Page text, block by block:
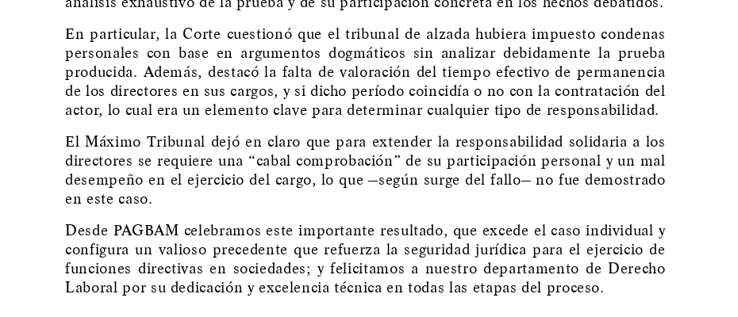
En particular, la Corte cuestionó que el tribunal de alzada hubiera impuesto condenas
personales con base en argumentos dogmáticos sin analizar debidamente la prueba
producida. Además, destacó la falta de valoración del tiempo efectivo de permanencia
de los directores en sus cargos, y si dicho período coincidía o no con la contratación del
actor, lo cual era un elemento clave para determinar cualquier tipo de responsabilidad.
El Máximo Tribunal dejó en claro que para extender la responsabilidad solidaria a los
directores se requiere una “cabal comprobación” de su participación personal y un mal
desempeño en el ejercicio del cargo, lo que —según surge del fallo— no fue demostrado
en este caso.
Desde PAGBAM celebramos este importante resultado, que excede el caso individual y
configura un valioso precedente que refuerza la seguridad jurídica para el ejercicio de
funciones directivas en sociedades; y felicitamos a nuestro departamento de Derecho
Laboral por su dedicación y excelencia técnica en todas las etapas del proceso.